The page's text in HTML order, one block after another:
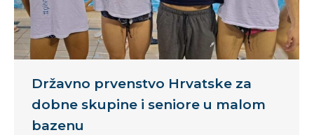
Državno prvenstvo Hrvatske za
dobne skupine i seniore u malom
bazenu